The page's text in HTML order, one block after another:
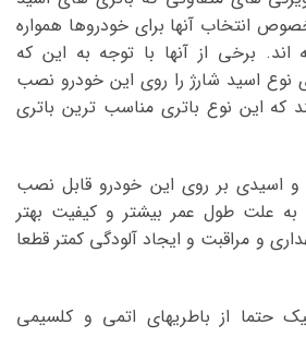
انتخاب آنها برای خودروها همواره
اند. برخی از آنها با توجه به این که
نوع اسید شارژ را روی این خودرو نصب
که این نوع باتری مناسب ترین باتری
و اسیدی بر روی این خودرو قابل نصب
علت طول عمر بیشتر و کیفیت بهتر
و مراقبت و ایجاد آلودگی کمتر قطعا
حتما از باطریهای اتمی و کلسیمی